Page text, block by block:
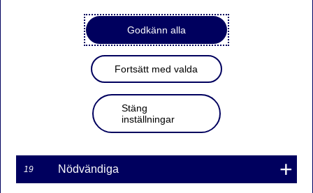
Börs och investeringar
Beijer Ref – överdriven oro ger
potential för aktiekursen
Martin Björsell
Godkänn alla
Fortsätt med valda
Stäng
inställningar
19 Nödvändiga